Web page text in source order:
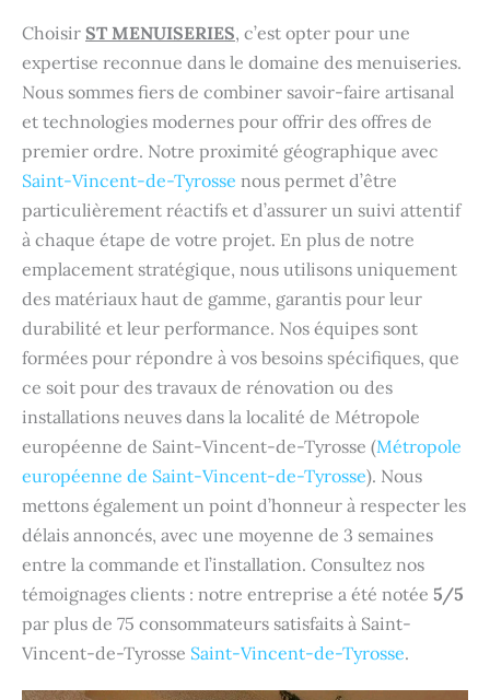
Choisir ST MENUISERIES, c’est opter pour une
expertise reconnue dans le domaine des menuiseries.
Nous sommes fiers de combiner savoir-faire artisanal
et technologies modernes pour offrir des offres de
premier ordre. Notre proximité géographique avec
Saint-Vincent-de-Tyrosse nous permet d’être
particulièrement réactifs et d’assurer un suivi attentif
à chaque étape de votre projet. En plus de notre
emplacement stratégique, nous utilisons uniquement
des matériaux haut de gamme, garantis pour leur
durabilité et leur performance. Nos équipes sont
formées pour répondre à vos besoins spécifiques, que
ce soit pour des travaux de rénovation ou des
installations neuves dans la localité de Métropole
européenne de Saint-Vincent-de-Tyrosse (Métropole
européenne de Saint-Vincent-de-Tyrosse). Nous
mettons également un point d’honneur à respecter les
délais annoncés, avec une moyenne de 3 semaines
entre la commande et l’installation. Consultez nos
témoignages clients : notre entreprise a été notée 5/5
par plus de 75 consommateurs satisfaits à Saint-
Vincent-de-Tyrosse Saint-Vincent-de-Tyrosse.